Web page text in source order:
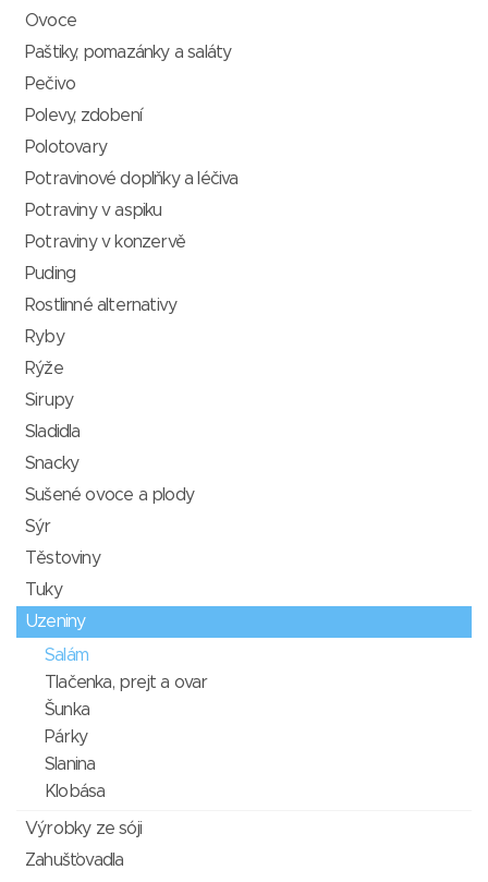
Ovoce
Paštiky, pomazánky a saláty
Pečivo
Polevy, zdobení
Polotovary
Potravinové doplňky a léčiva
Potraviny v aspiku
Potraviny v konzervě
Puding
Rostlinné alternativy
Ryby
Rýže
Sirupy
Sladidla
Snacky
Sušené ovoce a plody
Sýr
Těstoviny
Tuky
Uzeniny
Salám
Tlačenka, prejt a ovar
Šunka
Párky
Slanina
Klobása
Výrobky ze sóji
Zahušťovadla